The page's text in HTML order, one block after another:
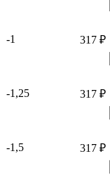
-1 317 ₽
-1,25 317 ₽
-1,5 317 ₽